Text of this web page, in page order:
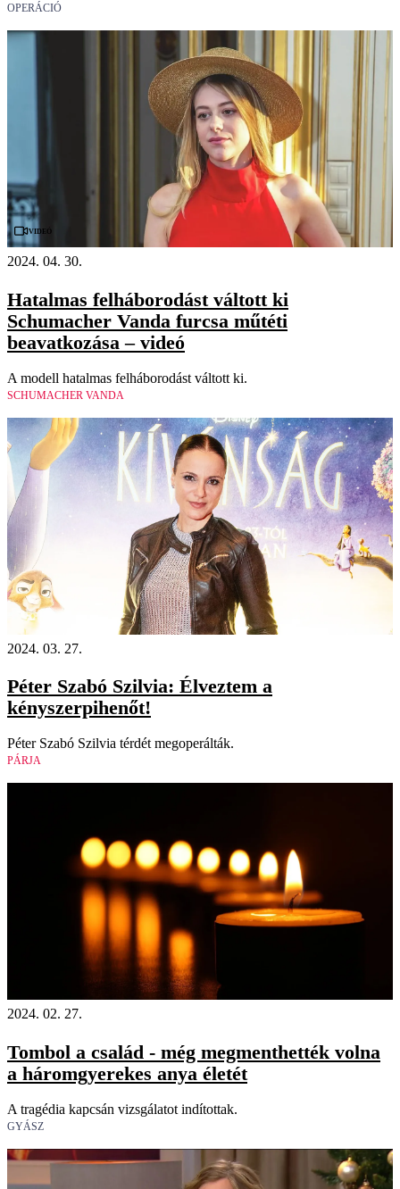
OPERÁCIÓ
Videó
2024. 04. 30.
Hatalmas felháborodást váltott ki
Schumacher Vanda furcsa műtéti
beavatkozása – videó
A modell hatalmas felháborodást váltott ki.
SCHUMACHER VANDA
2024. 03. 27.
Péter Szabó Szilvia: Élveztem a
kényszerpihenőt!
Péter Szabó Szilvia térdét megoperálták.
PÁRJA
2024. 02. 27.
Tombol a család - még megmenthették volna
a háromgyerekes anya életét
A tragédia kapcsán vizsgálatot indítottak.
GYÁSZ